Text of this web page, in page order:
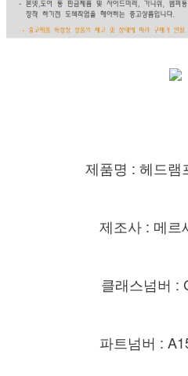
제품명 : 헤드램
제조사 : 메르
클래스넘버 :
파트넘버 :